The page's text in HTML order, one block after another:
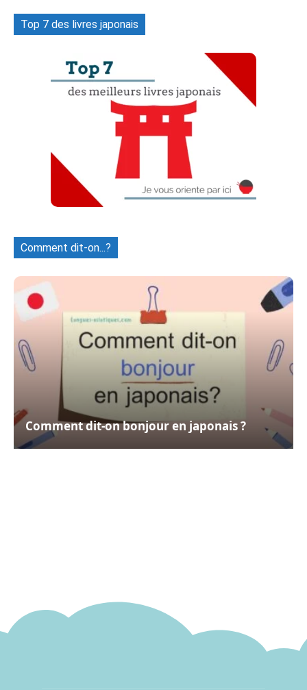
Top 7 des livres japonais
Comment dit-on...?
Comment dit-on bonjour en japonais ?